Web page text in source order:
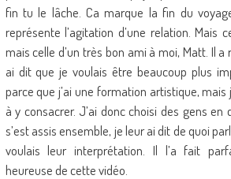
fin tu le lâche. Ca marque la fin du
représente l’agitation d’une relation. Mais
mais celle d’un très bon ami à moi, Matt. Il
ai dit que je voulais être beaucoup plus
parce que j’ai une formation artistique, mais
à y consacrer. J’ai donc choisi des gens en
s’est assis ensemble, je leur ai dit de quoi
voulais leur interprétation. Il l’a fait
heureuse de cette vidéo.